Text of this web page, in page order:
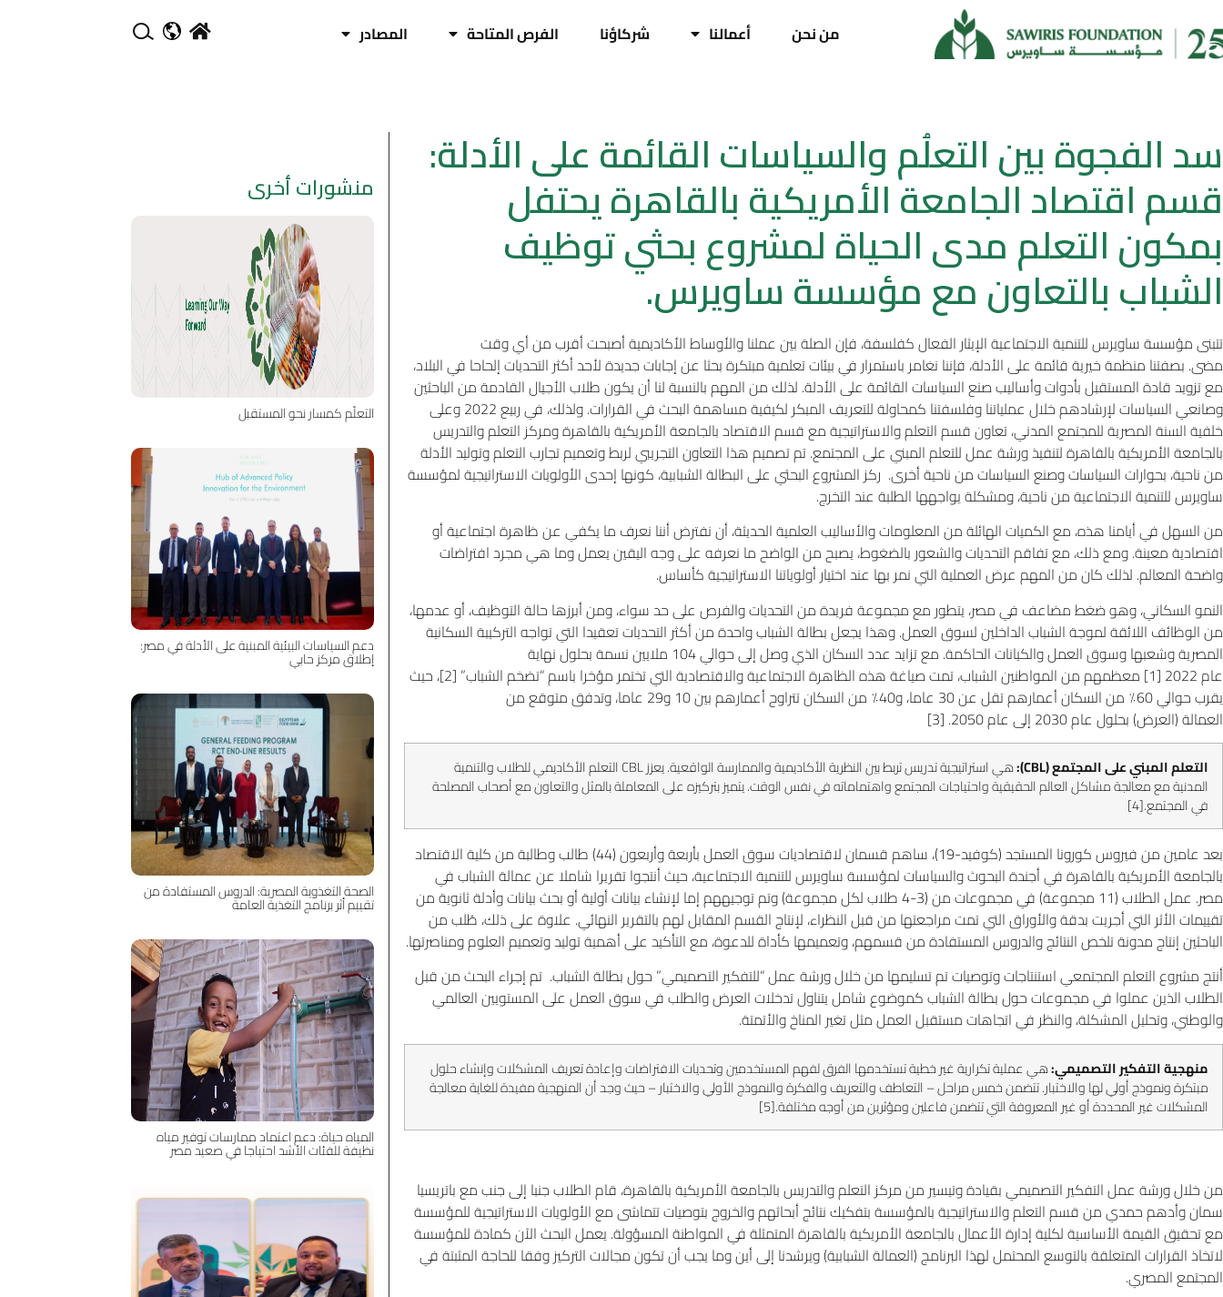
من نحن أعمالنا شركاؤنا الفرص المتاحة المصادر
سد الفجوة بين التعلُم والسياسات القائمة على الأدلة:
قسم اقتصاد الجامعة الأمريكية بالقاهرة يحتفل
بمكون التعلم مدى الحياة لمشروع بحثي توظيف
الشباب بالتعاون مع مؤسسة ساويرس.
تتبنى مؤسسة ساويرس للتنمية الاجتماعية الإيثار الفعال كفلسفة، فإن الصلة بين عملنا والأوساط الأكاديمية أصبحت أقرب من أي وقت
مضى. بصفتنا منظمة خيرية قائمة على الأدلة، فإننا نغامر باستمرار في بيئات تعلمية مبتكرة بحثا عن إجابات جديدة لأحد أكثر التحديات إلحاحا في البلاد،
مع تزويد قادة المستقبل بأدوات وأساليب صنع السياسات القائمة على الأدلة. لذلك من المهم بالنسبة لنا أن يكون طلاب الأجيال القادمة من الباحثين
وصانعي السياسات لإرشادهم خلال عملياتنا وفلسفتنا كمحاولة للتعريف المبكر لكيفية مساهمة البحث في القرارات. ولذلك، في ربيع 2022 وعلى
خلفية السنة المصرية للمجتمع المدني، تعاون قسم التعلم والاستراتيجية مع قسم الاقتصاد بالجامعة الأمريكية بالقاهرة ومركز التعلم والتدريس
بالجامعة الأمريكية بالقاهرة لتنفيذ ورشة عمل للتعلم المبني على المجتمع. تم تصميم هذا التعاون التجريبي لربط وتعميم تجارب التعلم وتوليد الأدلة
من ناحية، بحوارات السياسات وصنع السياسات من ناحية أخرى. ركز المشروع البحثي على البطالة الشبابية، كونها إحدى الأولويات الاستراتيجية لمؤسسة
ساويرس للتنمية الاجتماعية من ناحية، ومشكلة يواجهها الطلبة عند التخرج.
من السهل في أيامنا هذه، مع الكميات الهائلة من المعلومات والأساليب العلمية الحديثة، أن نفترض أننا نعرف ما يكفي عن ظاهرة اجتماعية أو
اقتصادية معينة. ومع ذلك، مع تفاقم التحديات والشعور بالضغوط، يصبح من الواضح ما نعرفه على وجه اليقين يعمل وما هي مجرد افتراضات
واضحة المعالم. لذلك كان من المهم عرض العملية التي نمر بها عند اختيار أولوياتنا الاستراتيجية كأساس.
النمو السكاني، وهو ضغط مضاعف في مصر، يتطور مع مجموعة فريدة من التحديات والفرص على حد سواء، ومن أبرزها حالة التوظيف، أو عدمها،
من الوظائف اللائقة لموجة الشباب الداخلين لسوق العمل. وهذا يجعل بطالة الشباب واحدة من أكثر التحديات تعقيدا التي تواجه التركيبة السكانية
المصرية وشعبها وسوق العمل والكيانات الحاكمة. مع تزايد عدد السكان الذي وصل إلى حوالي 104 ملايين نسمة بحلول نهاية
عام 2022
[1] معظمهم من المواطنين الشباب، تمت صياغة هذه الظاهرة الاجتماعية والاقتصادية التي تختمر مؤخرا باسم “تضخم الشباب”
[2]، حيث
يقرب حوالي 60٪ من السكان أعمارهم تقل عن 30 عاما، و40٪ من السكان تتراوح أعمارهم بين 10 و29 عاما، وتدفق متوقع من
العمالة (العرض) بحلول عام 2030 إلى عام 2050.
[3]
التعلم المبني على المجتمع (CBL
): هي استراتيجية تدريس تربط بين النظرية الأكاديمية والممارسة الواقعية. يعزز CBL التعلم الأكاديمي للطلاب والتنمية
المدنية مع معالجة مشاكل العالم الحقيقية واحتياجات المجتمع واهتماماته في نفس الوقت. يتميز بتركيزه على المعاملة بالمثل والتعاون مع أصحاب المصلحة
في المجتمع.[4]
بعد عامين من فيروس كورونا المستجد (كوفيد-19)، ساهم قسمان لاقتصاديات سوق العمل بأربعة وأربعون (44) طالب وطالبة من كلية الاقتصاد
بالجامعة الأمريكية بالقاهرة في أجندة البحوث والسياسات لمؤسسة ساويرس للتنمية الاجتماعية، حيث أنتجوا تقريرا شاملا عن عمالة الشباب في
مصر. عمل الطلاب (11 مجموعة) في مجموعات من (3-4 طلاب لكل مجموعة) وتم توجيههم إما لإنشاء بيانات أولية أو بحث بيانات وأدلة ثانوية من
تقييمات الأثر التي أجريت بدقة والأوراق التي تمت مراجعتها من قبل النظراء، لإنتاج القسم المقابل لهم بالتقرير النهائي. علاوة على ذلك، طُلب من
الباحثين إنتاج مدونة تلخص النتائج والدروس المستفادة من قسمهم، وتعميمها كأداة للدعوة، مع التأكيد على أهمية توليد وتعميم العلوم ومناصرتها.
أنتج مشروع التعلم المجتمعي استنتاجات وتوصيات تم تسليمها من خلال ورشة عمل “للتفكير التصميمي” حول بطالة الشباب. تم إجراء البحث من قبل
الطلاب الذين عملوا في مجموعات حول بطالة الشباب كموضوع شامل يتناول تدخلات العرض والطلب في سوق العمل على المستويين العالمي
والوطني، وتحليل المشكلة، والنظر في اتجاهات مستقبل العمل مثل تغير المناخ والأتمتة.
منهجية التفكير التصميمي:هي عملية تكرارية غير خطية تستخدمها الفرق لفهم المستخدمين وتحديات الافتراضات وإعادة تعريف المشكلات وإنشاء حلول
مبتكرة ونموذج أولي لها والاختبار. تتضمن خمس مراحل – التعاطف والتعريف والفكرة والنموذج الأولي والاختبار – حيث وجد أن المنهجية مفيدة للغاية معالجة
المشكلات غير المحددة أو غير المعروفة التي تتضمن فاعلين ومؤثرين من أوجه مختلفة.[5]
من خلال ورشة عمل التفكير التصميمي بقيادة وتيسير من مركز التعلم والتدريس بالجامعة الأمريكية بالقاهرة، قام الطلاب جنبا إلى جنب مع باتريسيا
سمان وأدهم حمدي من قسم التعلم والاستراتيجية بالمؤسسة بتفكيك نتائج أبحاثهم والخروج بتوصيات تتماشى مع الأولويات الاستراتيجية للمؤسسة
مع تحقيق القيمة الأساسية لكلية إدارة الأعمال بالجامعة الأمريكية بالقاهرة المتمثلة في المواطنة المسؤولة. يعمل البحث الآن كمادة للمؤسسة
لاتخاذ القرارات المتعلقة بالتوسع المحتمل لهذا البرنامج (العمالة الشبابية) ويرشدنا إلى أين وما يجب أن تكون مجالات التركيز وفقا للحاجة المثبتة في
المجتمع المصري.
منشورات أخرى
التعلّم كمسار نحو المستقبل
دعم السياسات البيئية المبنية على الأدلة في مصر:
إطلاق مركز حابي
الصحة التغذوية المصرية: الدروس المستفادة من
تقييم أثر برنامج التغذية العامة
المياه حياة: دعم اعتماد ممارسات توفير مياه
نظيفة للفئات الأشد احتياجا في صعيد مصر